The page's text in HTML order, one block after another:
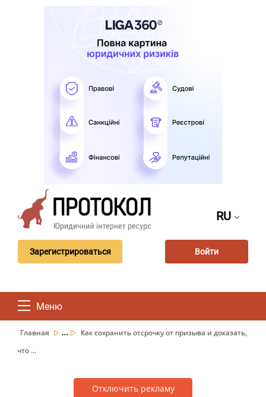
RU
Зарегистрироваться Войти
Меню
Главная ...
Как сохранить отсрочку от призыва и доказать,
что ...
Отключить рекламу